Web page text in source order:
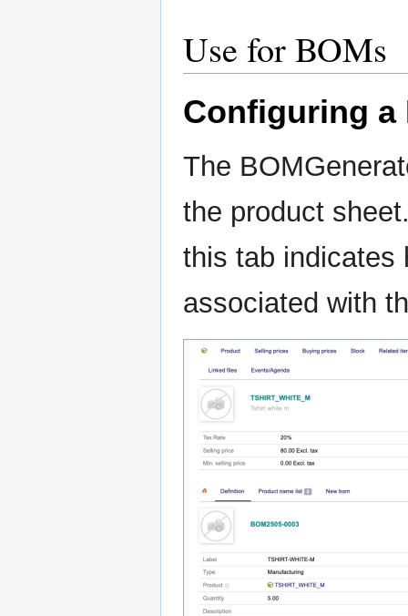
Use for BOMs
Configuring a
The
the product
this tab indicates
associated with